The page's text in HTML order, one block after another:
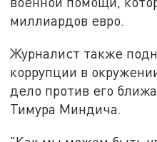
миллиардов евро.
Журналист также
коррупции в
дело против его
Тимура Миндича.